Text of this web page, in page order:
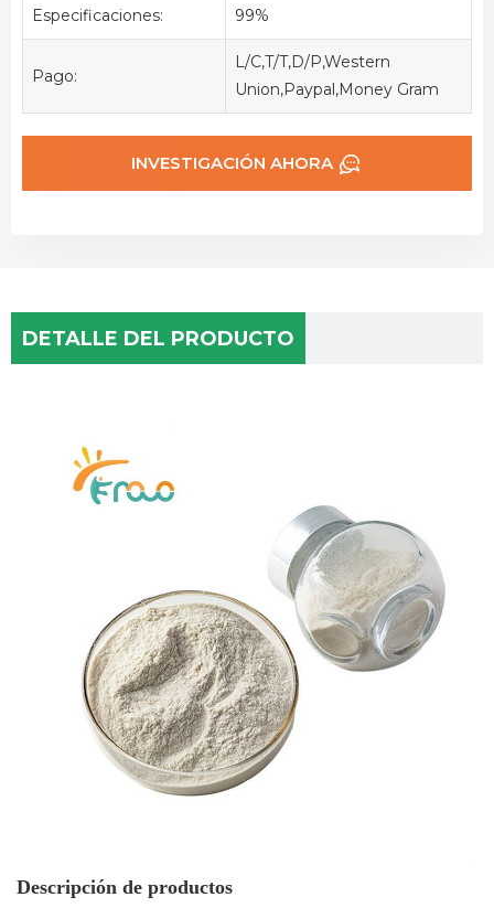
Especificaciones: 99%
Pago:
L/C,T/T,D/P,Western
Union,Paypal,Money Gram
INVESTIGACIÓN AHORA
DETALLE DEL PRODUCTO
Descripción de productos